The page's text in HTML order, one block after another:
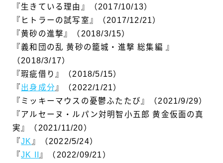
『生きている理由』（2017/10/13）
『ヒトラーの試写室』（2017/12/21）
『黄砂の進撃』（2018/3/15）
『義和団の乱 黄砂の籠城・進撃 総集編 』
（2018/3/17）
『瑕疵借り』（2018/5/15）
『出身成分 』（2022/1/21）
『ミッキーマウスの憂鬱ふたたび』（2021/9/29）
『アルセーヌ・ルパン対明智小五郎 黄金仮面の真
実』（2021/11/20）
『JK 』（2022/5/24）
『JK II
』（2022/09/21）